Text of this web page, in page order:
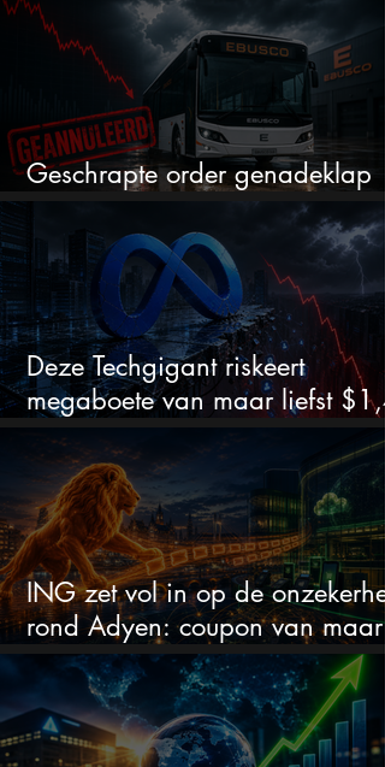
Geschrapte order genadeklap
voor Ebusco?
Deze Techgigant riskeert
megaboete van maar liefst $1,4
biljoen in nieuwe rechtszaak
ING zet vol in op de
rond Adyen: coupon van maar
liefst 16%